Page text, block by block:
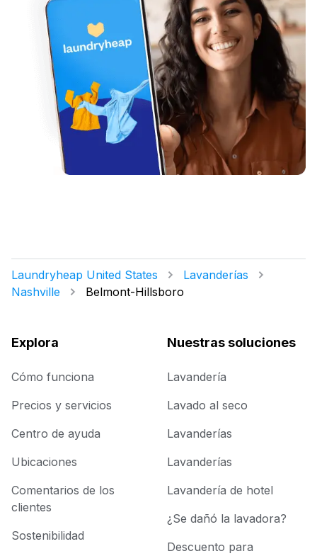
Laundryheap United States
Lavanderías
Nashville
Belmont-Hillsboro
Explora
Cómo funciona
Precios y servicios
Centro de ayuda
Ubicaciones
Comentarios de los
clientes
Sostenibilidad
Nuestras soluciones
Lavandería
Lavado al seco
Lavanderías
Lavanderías
Lavandería de hotel
¿Se dañó la lavadora?
Descuento para